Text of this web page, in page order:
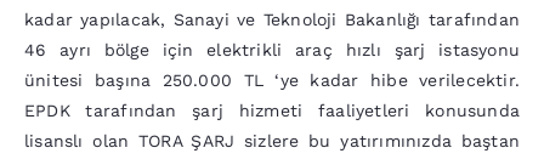
kadar yapılacak, Sanayi ve Teknoloji Bakanlığı tarafından
46 ayrı bölge için elektrikli araç hızlı şarj istasyonu
ünitesi başına 250.000 TL ‘ye kadar hibe verilecektir.
EPDK tarafından şarj hizmeti faaliyetleri konusunda
lisanslı olan TORA ŞARJ sizlere bu yatırımınızda baştan